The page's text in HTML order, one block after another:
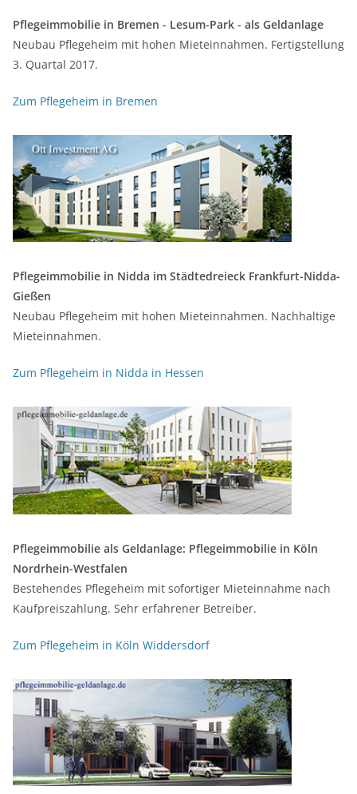
Pflegeimmobilie in Bremen - Lesum-Park - als Geldanlage
Neubau Pflegeheim mit hohen Mieteinnahmen. Fertigstellung
3. Quartal 2017.
Zum Pflegeheim in Bremen
Pflegeimmobilie in Nidda im Städtedreieck Frankfurt-Nidda-
Gießen
Neubau Pflegeheim mit hohen Mieteinnahmen. Nachhaltige
Mieteinnahmen.
Zum Pflegeheim in Nidda in Hessen
Pflegeimmobilie als Geldanlage: Pflegeimmobilie in Köln
Nordrhein-Westfalen
Bestehendes Pflegeheim mit sofortiger Mieteinnahme nach
Kaufpreiszahlung. Sehr erfahrener Betreiber.
Zum Pflegeheim in Köln Widdersdorf